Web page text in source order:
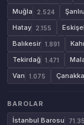
Muğla 2.524
Hatay 2.155
Balıkesir 1.891
Tekirdağ 1.471
Van 1.075
BAROLAR
İstanbul Barosu